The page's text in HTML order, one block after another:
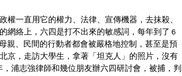
權一直用它的權力、法律、宣傳機器，去抹殺、
網絡上，六四是打不出來的敏感詞，每年到了 6
親、民間的行動者都會被嚴格地控制，甚至是預
京，走訪大學生，拿著「坦克人」的照片，沒有
浦志強律師和幾位朋友辦六四研討會，被捕，判